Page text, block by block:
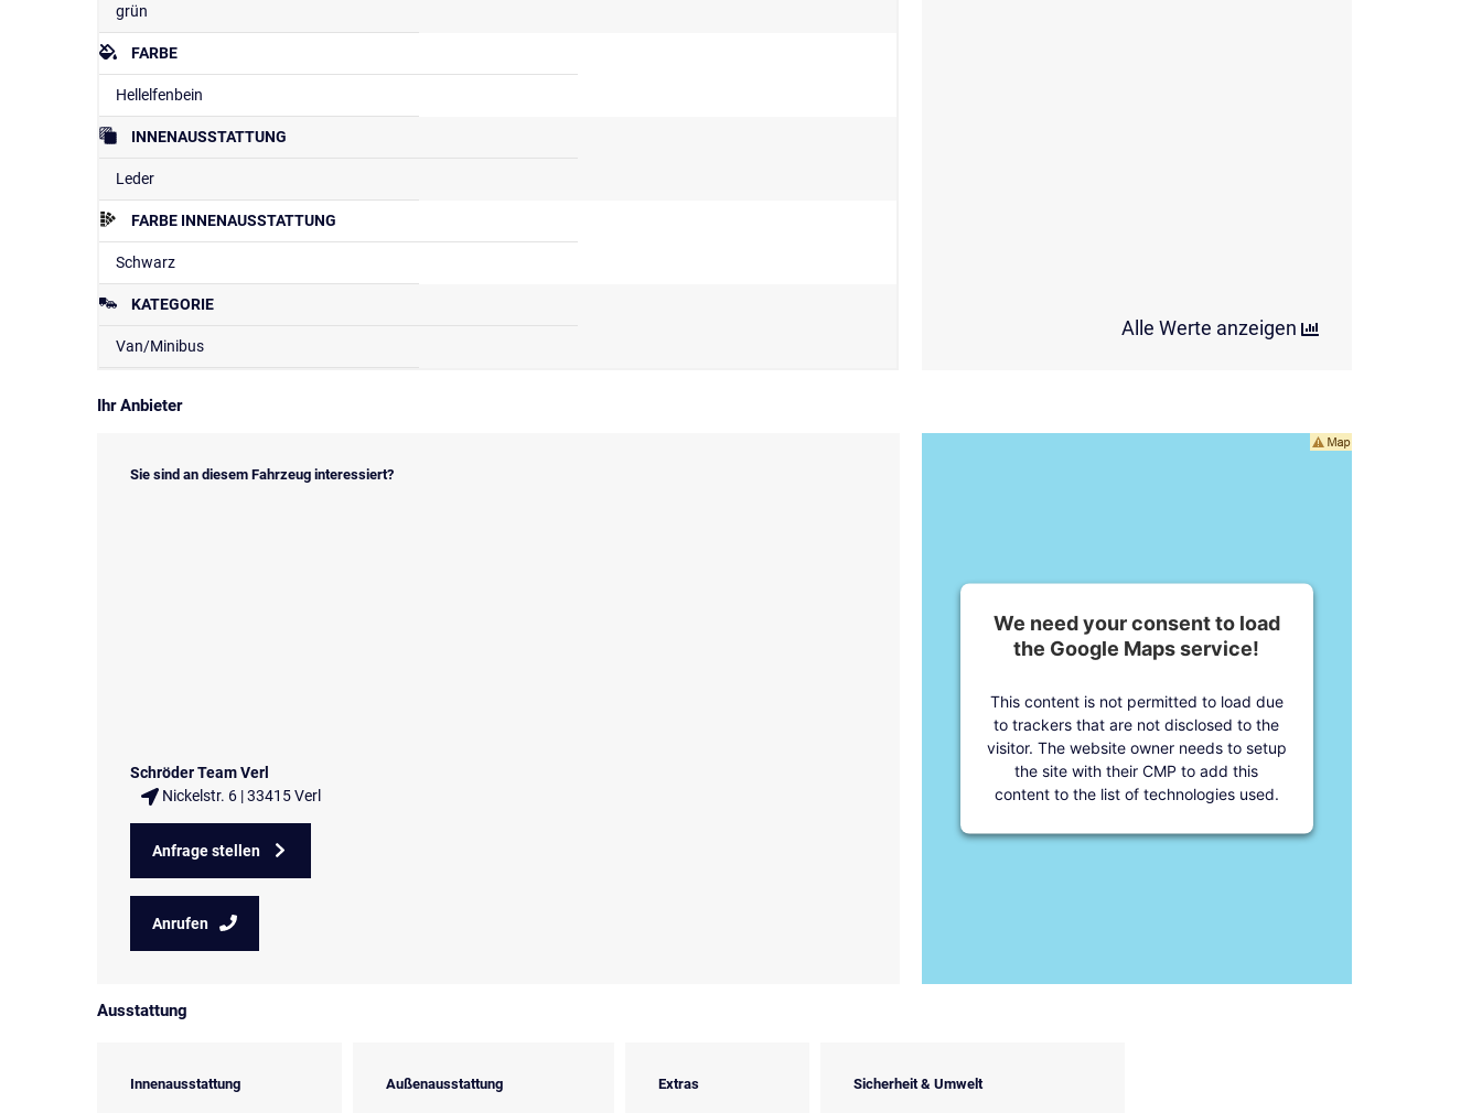
grün
FARBE
Hellelfenbein
INNENAUSSTATTUNG
Leder
FARBE INNENAUSSTATTUNG
Schwarz
KATEGORIE
Van/Minibus
Alle Werte anzeigen
Ihr Anbieter
Sie sind an diesem Fahrzeug interessiert?
Schröder Team Verl
Nickelstr. 6 | 33415 Verl
Anfrage stellen
Anrufen
We need your consent to load
the Google Maps service!
This content is not permitted to load due
to trackers that are not disclosed to the
visitor. The website owner needs to setup
the site with their CMP to add this
content to the list of technologies used.
Ausstattung
Innenausstattung Außenausstattung Extras Sicherheit & Umwelt